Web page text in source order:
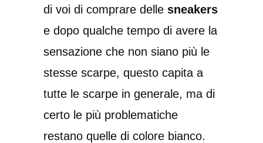
di voi di comprare delle sneakers
e dopo qualche tempo di avere la
sensazione che non siano più le
stesse scarpe, questo capita a
tutte le scarpe in generale, ma di
certo le più problematiche
restano quelle di colore bianco.